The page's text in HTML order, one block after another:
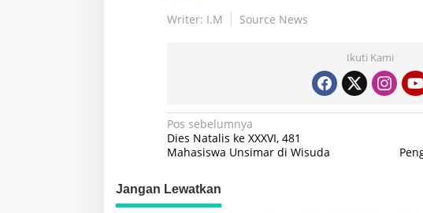
Writer: I.M Source News
Ikuti Kami
Navigasi
pos
Pos sebelumnya
Dies Natalis ke XXXVI, 481
Mahasiswa Unsimar di Wisuda
Jangan Lewatkan